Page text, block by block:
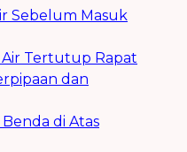
Sebelum Masuk
Air Tertutup Rapat
dan
di Atas